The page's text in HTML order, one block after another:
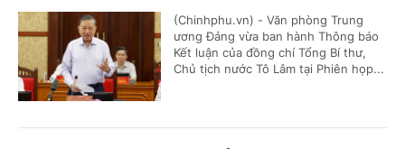
(Chinhphu.vn) - Văn phòng Trung
ương Đảng vừa ban hành Thông báo
Kết luận của đồng chí Tổng Bí thư,
Chủ tịch nước Tô Lâm tại Phiên họp...